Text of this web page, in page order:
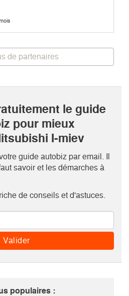
de partenaires
le guide
pour mieux
I-miev
guide autobiz par email. Il
savoir et les démarches à
de conseils et d'astuces.
populaires :